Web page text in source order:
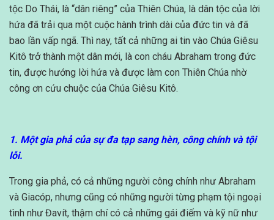
tộc Do Thái, là “dân riêng” của Thiên Chúa, là dân tộc của lời
hứa đã trải qua một cuộc hành trình dài của đức tin và đã
bao lần vấp ngã. Thì nay, tất cả những ai tin vào Chúa Giêsu
Kitô trở thành một dân mới, là con cháu Abraham trong đức
tin, được hướng lời hứa và được làm con Thiên Chúa nhờ
công ơn cứu chuộc của Chúa Giêsu Kitô.
1. Một gia phả của sự đa tạp sang hèn, công chính và tội
lỗi.
Trong gia phả, có cả những người công chính như Abraham
và Giacóp, nhưng cũng có những người từng phạm tội ngoại
tình như Đavít, thậm chí có cả những gái điếm và kỹ nữ như